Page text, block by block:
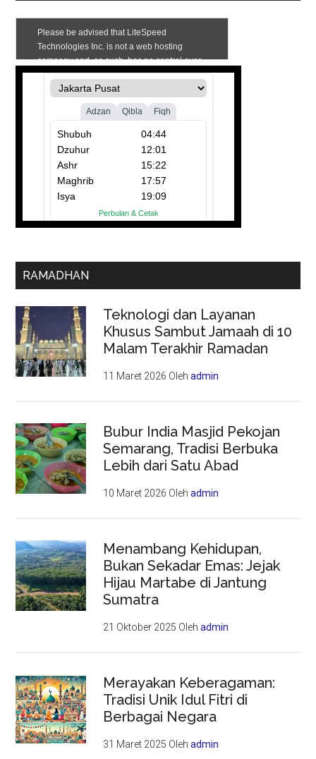
RAMADHAN
Teknologi dan Layanan
Khusus Sambut Jamaah di 10
Malam Terakhir Ramadan
11 Maret 2026 Olehadmin
Bubur India Masjid Pekojan
Semarang, Tradisi Berbuka
Lebih dari Satu Abad
10 Maret 2026 Olehadmin
Menambang Kehidupan,
Bukan Sekadar Emas: Jejak
Hijau Martabe di Jantung
Sumatra
21 Oktober 2025 Olehadmin
Merayakan Keberagaman:
Tradisi Unik Idul Fitri di
Berbagai Negara
31 Maret 2025 Olehadmin